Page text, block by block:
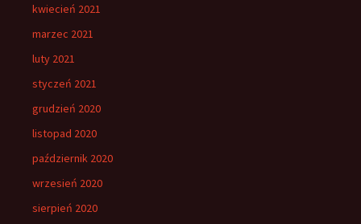
kwiecień 2021
marzec 2021
luty 2021
styczeń 2021
grudzień 2020
listopad 2020
październik 2020
wrzesień 2020
sierpień 2020